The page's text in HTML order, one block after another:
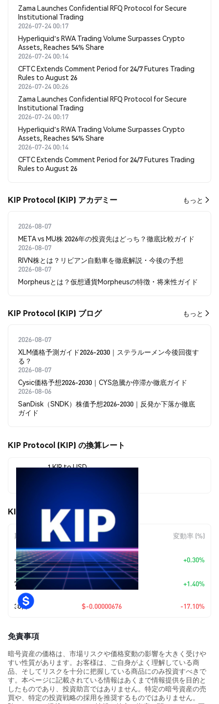
Zama Launches Confidential RFQ Protocol for Secure
Institutional Trading
2026-07-24 00:17
Hyperliquid's RWA Trading Volume Surpasses Crypto
Assets, Reaches 54% Share
2026-07-24 00:14
CFTC Extends Comment Period for 24/7 Futures Trading
Rules to August 26
2026-07-24 00:26
Zama Launches Confidential RFQ Protocol for Secure
Institutional Trading
2026-07-24 00:17
Hyperliquid's RWA Trading Volume Surpasses Crypto
Assets, Reaches 54% Share
2026-07-24 00:14
CFTC Extends Comment Period for 24/7 Futures Trading
Rules to August 26
KIP Protocol (KIP) アカデミー もっと
2026-08-07
META vs MU株 2026年の投資先はどっち？徹底比較ガイド
2026-08-07
RIVN株とは？リビアン自動車を徹底解説・今後の予想
2026-08-07
Morpheusとは？仮想通貨Morpheusの特徴・将来性ガイド
KIP Protocol (KIP) ブログ もっと
2026-08-07
XLM価格予測ガイド2026-2030｜ステラルーメン今後回復す
る？
2026-08-07
Cysic価格予想2026-2030｜CYS急騰か停滞か徹底ガイド
2026-08-06
SanDisk（SNDK）株価予想2026-2030｜反発か下落か徹底
ガイド
KIP Protocol (KIP) の換算レート
1 KIP to USD
KIP Protocol (KIP) の価格変動
期間 金額変動 変動率 (%)
今日 +$0.079801 +0.30%
7日 $0.00000045 +1.40%
30日 $-0.00000676 -17.10%
免責事項
暗号資産の価格は、市場リスクや価格変動の影響を大きく受けや
すい性質があります。お客様は、ご自身がよく理解している商
品、そしてリスクを十分に把握している商品にのみ投資すべきで
す。本ページに記載されている情報はあくまで情報提供を目的と
したものであり、投資助言ではありません。特定の暗号資産の売
買や、特定の投資戦略の採用を推奨するものではありません。